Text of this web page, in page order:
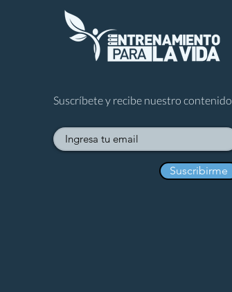
Suscríbete y recibe nuestro contenido
Suscribirme